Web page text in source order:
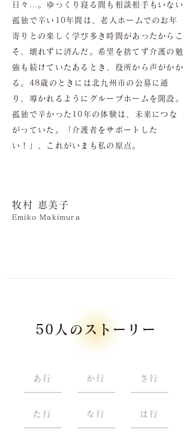
日々…。ゆっくり寝る間も相談相手もいない
孤独で辛い10年間は、老人ホームでのお年
寄りとの楽しく学び多き時間があったからこ
そ、壊れずに済んだ。希望を捨てず介護の勉
強も続けていたあるとき、役所から声がかか
る。48歳のときには北九州市の公募に通
り、導かれるようにグループホームを開設。
孤独で辛かった10年の体験は、未来につな
がっていた。「介護者をサポートした
い！」、これがいまも私の原点。
牧村 恵美子
Emiko Makimura
50人のストーリー
あ行
た行
か行
な行
さ行
は行